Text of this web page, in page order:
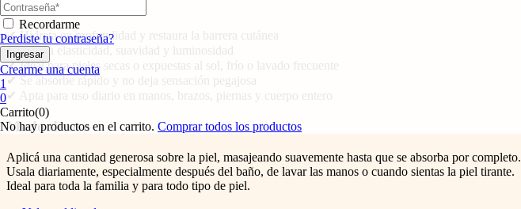
Recordarme
Perdiste tu contraseña?
Crearme una cuenta
1
0
Carrito(0)
No hay productos en el carrito. Comprar todos los productos
Beneficios
✔ Hidrata en profundidad y restaura la barrera cutánea
✔ Aporta elasticidad, suavidad y luminosidad
✔ Ideal para pieles secas o expuestas al sol, frío o lavado frecuente
✔ Se absorbe rápido y no deja sensación pegajosa
✔ Apta para uso diario en manos, brazos, piernas y cuerpo entero
Modo de uso
Aplicá una cantidad generosa sobre la piel, masajeando suavemente hasta que se absorba por completo.
Usala diariamente, especialmente después del baño, de lavar las manos o cuando sientas la piel tirante.
Ideal para toda la familia y para todo tipo de piel.